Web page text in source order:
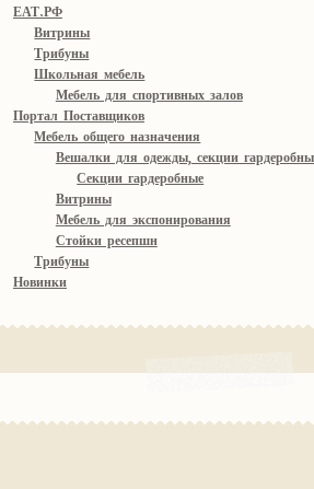
ЕАТ.РФ
Витрины
Трибуны
Школьная мебель
Мебель для спортивных залов
Портал Поставщиков
Мебель общего назначения
Вешалки для одежды, секции
Секции гардеробные
Витрины
Мебель для экспонирования
Стойки ресепшн
Трибуны
Новинки